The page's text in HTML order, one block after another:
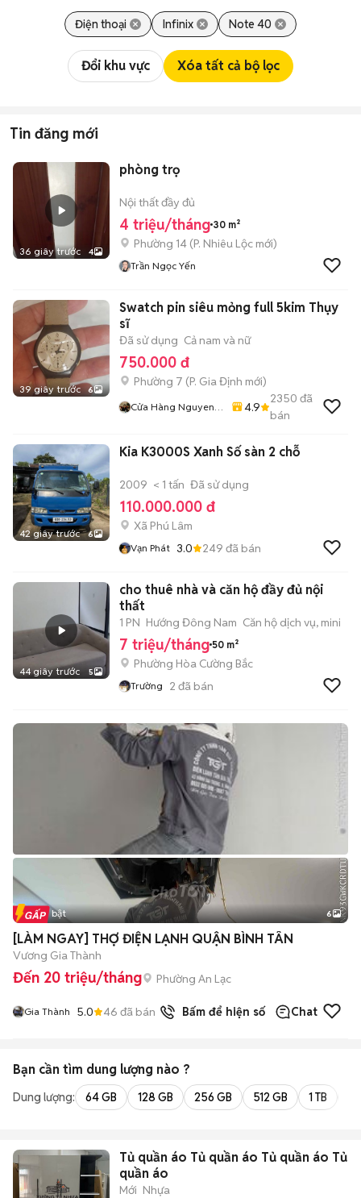
Điện thoại Infinix Note 40
Đổi khu vực Xóa tất cả bộ lọc
Tin đăng mới
36 giây trước 4
phòng trọ
Nội thất đầy đủ
4 triệu/tháng 30 m²
Phường 14 (P. Nhiêu Lộc mới)
Trần Ngọc Yến
39 giây trước 6
Swatch pin siêu mỏng full 5kim Thụy
sĩ
Đã sử dụng Cả nam và nữ
750.000 đ
Phường 7 (P. Gia Định mới)
Cửa Hàng Nguyen
4.9
2350 đã
bán
42 giây trước 6
Kia K3000S Xanh Số sàn 2 chỗ
2009 < 1 tấn Đã sử dụng
110.000.000 đ
Xã Phú Lâm
Vạn Phát 3.0 249 đã bán
44 giây trước 5
cho thuê nhà và căn hộ đầy đủ nội
thất
1 PN Hướng Đông Nam Căn hộ dịch vụ, mini
7 triệu/tháng 50 m²
Phường Hòa Cường Bắc
Trường 2 đã bán
+2
Tin nổi bật 6
[LÀM NGAY] THỢ ĐIỆN LẠNH QUẬN BÌNH TÂN
Vương Gia Thành
Đến 20 triệu/tháng Phường An Lạc
Gia Thành 5.0 46 đã bán Bấm để hiện số Chat
Bạn cần tìm dung lượng nào ?
Dung lượng: 64 GB 128 GB 256 GB 512 GB 1 TB
Tủ quần áo Tủ quần áo Tủ quần áo Tủ
quần áo
Mới Nhựa